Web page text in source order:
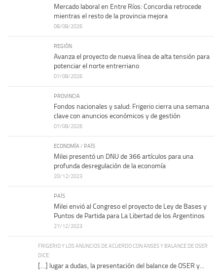
Mercado laboral en Entre Ríos: Concordia retrocede
mientras el resto de la provincia mejora
08/08/2026
REGIÓN
Avanza el proyecto de nueva línea de alta tensión para
potenciar el norte entrerriano
07/08/2026
PROVINCIA
Fondos nacionales y salud: Frigerio cierra una semana
clave con anuncios económicos y de gestión
07/08/2026
ECONOMÍA / PAÍS
Milei presentó un DNU de 366 artículos para una
profunda desregulación de la economía
20/12/2023
PAÍS
Milei envió al Congreso el proyecto de Ley de Bases y
Puntos de Partida para La Libertad de los Argentinos
27/12/2023
FRIGERIO Y LOS ANUNCIOS DE ACUERDO CON ANSES Y BALANCE DE OSER
DICE:
[…] lugar a dudas, la presentación del balance de OSER y...